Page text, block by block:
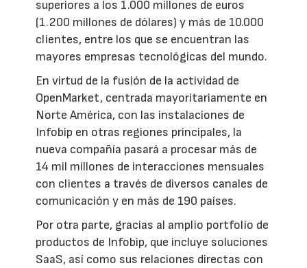
superiores a los 1.000 millones de euros
(1.200 millones de dólares) y más de 10.000
clientes, entre los que se encuentran las
mayores empresas tecnológicas del mundo.
En virtud de la fusión de la actividad de
OpenMarket, centrada mayoritariamente en
Norte América, con las instalaciones de
Infobip en otras regiones principales, la
nueva compañía pasará a procesar más de
14 mil millones de interacciones mensuales
con clientes a través de diversos canales de
comunicación y en más de 190 países.
Por otra parte, gracias al amplio portfolio de
productos de Infobip, que incluye soluciones
SaaS, así como sus relaciones directas con